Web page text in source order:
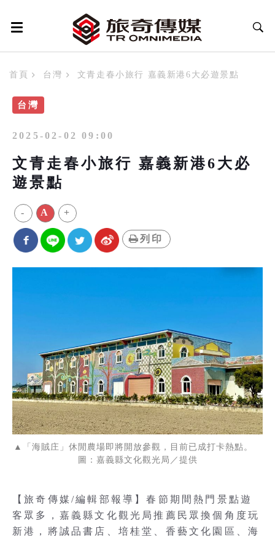
首頁 台灣 文青走春小旅行 嘉義新港6大必遊景點
台灣
2025-02-02 09:00
文青走春小旅行 嘉義新港6大必
遊景點
- A +
列印
▲「海賊庄」休閒農場即將開放參觀，目前已成打卡熱點。
圖：嘉義縣文化觀光局／提供
【旅奇傳媒/編輯部報導】春節期間熱門景點遊
客眾多，嘉義縣文化觀光局推薦民眾換個角度玩
新港，將誠品書店、培桂堂、香藝文化園區、海